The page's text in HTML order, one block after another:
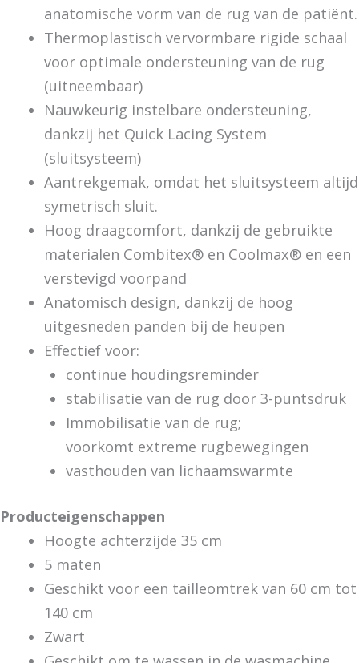
anatomische vorm van de rug van de patiënt.
Thermoplastisch vervormbare rigide schaal
voor optimale ondersteuning van de rug
(uitneembaar)
Nauwkeurig instelbare ondersteuning,
dankzij het Quick Lacing System
(sluitsysteem)
Aantrekgemak, omdat het sluitsysteem altijd
symetrisch sluit.
Hoog draagcomfort, dankzij de gebruikte
materialen Combitex® en Coolmax® en een
verstevigd voorpand
Anatomisch design, dankzij de hoog
uitgesneden panden bij de heupen
Effectief voor:
continue houdingsreminder
stabilisatie van de rug door 3-puntsdruk
Immobilisatie van de rug;
voorkomt extreme rugbewegingen
vasthouden van lichaamswarmte
Producteigenschappen
Hoogte achterzijde 35 cm
5 maten
Geschikt voor een tailleomtrek van 60 cm tot
140 cm
Zwart